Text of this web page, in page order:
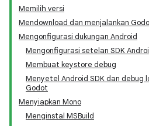
Memilih versi
Mendownload dan menjalankan
Mengonfigurasi dukungan Android
Mengonfigurasi setelan SDK
Membuat keystore debug
Menyetel Android SDK dan debug
Godot
Menyiapkan Mono
Menginstal MSBuild